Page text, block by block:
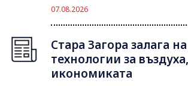
07.08.2026
Стара Загора залага
технологии за
икономиката